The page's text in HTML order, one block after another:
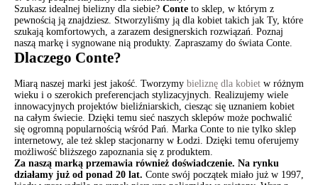
Szukasz idealnej bielizny dla siebie? Conte to sklep, w którym z
pewnością ją znajdziesz. Stworzyliśmy ją dla kobiet takich jak Ty, które
szukają komfortowych, a zarazem designerskich rozwiązań. Poznaj
naszą markę i sygnowane nią produkty. Zapraszamy do świata Conte.
Dlaczego Conte?
Miarą naszej marki jest jakość. Tworzymy bieliznę dla kobiet w różnym
wieku i o szerokich preferencjach stylizacyjnych. Realizujemy wiele
innowacyjnych projektów bieliźniarskich, ciesząc się uznaniem kobiet
na całym świecie. Dzięki temu sieć naszych sklepów może pochwalić
się ogromną popularnością wśród Pań. Marka Conte to nie tylko sklep
internetowy, ale też sklep stacjonarny w Łodzi. Dzięki temu oferujemy
możliwość bliższego zapoznania się z produktem.
Za naszą marką przemawia również doświadczenie. Na rynku
działamy już od ponad 20 lat. Conte swój początek miało już w 1997,